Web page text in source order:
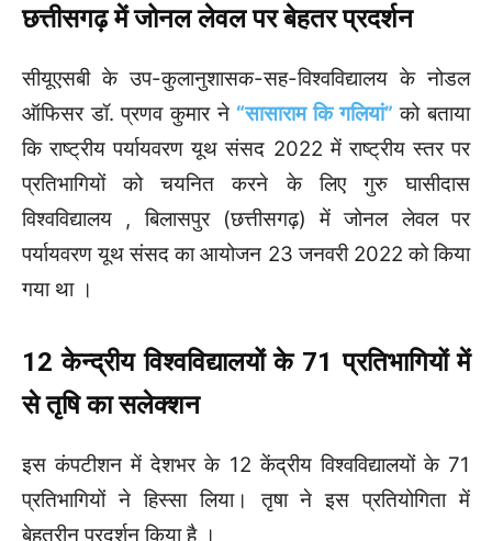
छत्तीसगढ़ में जोनल लेवल पर बेहतर प्रदर्शन
सीयूएसबी के उप-कुलानुशासक-सह-विश्वविद्यालय के नोडल
ऑफिसर डॉ. प्रणव कुमार ने “सासाराम कि गलियां” को बताया
कि राष्ट्रीय पर्यायवरण यूथ संसद 2022 में राष्ट्रीय स्तर पर
प्रतिभागियों को चयनित करने के लिए गुरु घासीदास
विश्वविद्यालय , बिलासपुर (छत्तीसगढ़) में जोनल लेवल पर
पर्यायवरण यूथ संसद का आयोजन 23 जनवरी 2022 को किया
गया था ।
12 केन्द्रीय विश्वविद्यालयों के 71 प्रतिभागियों में
से तृषि का सलेक्शन
इस कंपटीशन में देशभर के 12 केंद्रीय विश्वविद्यालयों के 71
प्रतिभागियों ने हिस्सा लिया। तृषा ने इस प्रतियोगिता में
बेहतरीन प्रदर्शन किया है ।